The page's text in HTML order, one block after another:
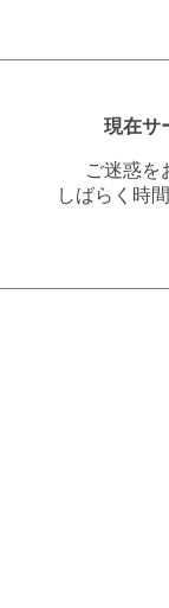
現在サ
ご迷惑を
しばらく時